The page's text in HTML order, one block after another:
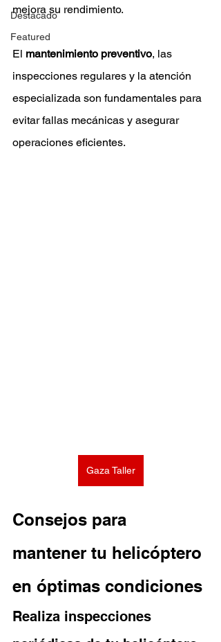
Destacado
Featured
mejora su rendimiento.
El mantenimiento preventivo, las
inspecciones regulares y la atención
especializada son fundamentales para
evitar fallas mecánicas y asegurar
operaciones eficientes.
Gaza Taller
Consejos para
mantener tu helicóptero
en óptimas condiciones
Realiza inspecciones